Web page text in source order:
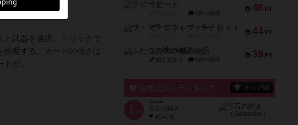
と武器を選択。トリックで
理する。カードの強さは
ドが...
46 PT
ラピード
1件の投稿
44 PT
ザ・フラッフィー・ライト
39 PT
ふたつの城の物語
紹介文あり 6件の投稿
お気に入りランキング トップ50
1 位
宝石の煌き
4040名